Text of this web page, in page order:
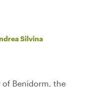
Silvina
of Benidorm, the